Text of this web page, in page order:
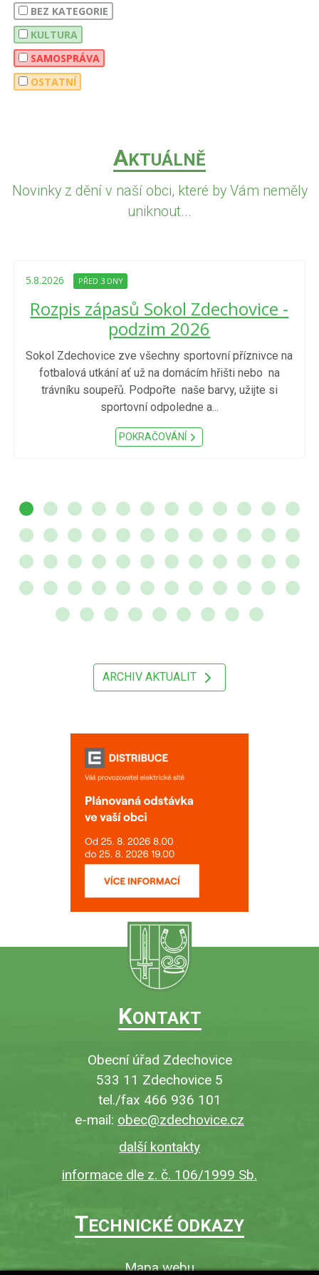
BEZ KATEGORIE
KULTURA
SAMOSPRÁVA
OSTATNÍ
AKTUÁLNĚ
Novinky z dění v naší obci, které by Vám neměly
uniknout...
5.8.2026 PŘED 3 DNY
Rozpis zápasů Sokol Zdechovice -
podzim 2026
Sokol Zdechovice zve všechny sportovní příznivce na
fotbalová utkání ať už na domácím hřišti nebo na
trávníku soupeřů. Podpořte naše barvy, užijte si
sportovní odpoledne a...
POKRAČOVÁNÍ
ARCHIV AKTUALIT
KONTAKT
Obecní úřad Zdechovice
533 11 Zdechovice 5
tel./fax 466 936 101
e-mail: obec@zdechovice.cz
další kontakty
informace dle z. č. 106/1999 Sb.
TECHNICKÉ ODKAZY
Mapa webu